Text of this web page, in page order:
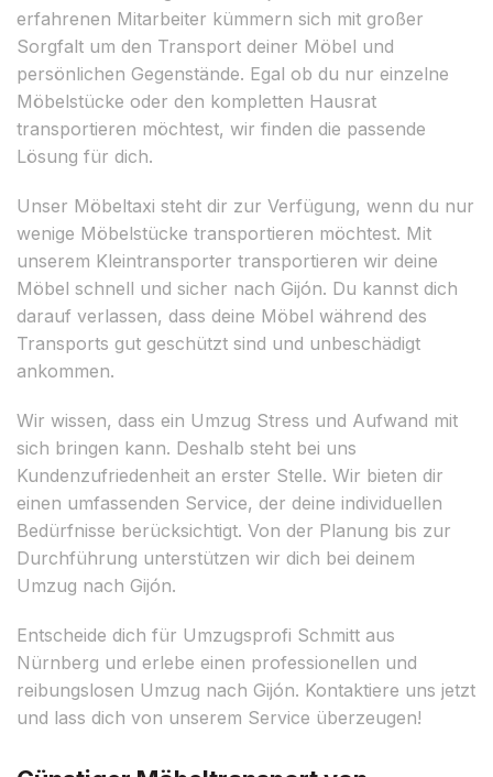
erfahrenen Mitarbeiter kümmern sich mit großer
Sorgfalt um den Transport deiner Möbel und
persönlichen Gegenstände. Egal ob du nur einzelne
Möbelstücke oder den kompletten Hausrat
transportieren möchtest, wir finden die passende
Lösung für dich.
Unser Möbeltaxi steht dir zur Verfügung, wenn du nur
wenige Möbelstücke transportieren möchtest. Mit
unserem Kleintransporter transportieren wir deine
Möbel schnell und sicher nach Gijón. Du kannst dich
darauf verlassen, dass deine Möbel während des
Transports gut geschützt sind und unbeschädigt
ankommen.
Wir wissen, dass ein Umzug Stress und Aufwand mit
sich bringen kann. Deshalb steht bei uns
Kundenzufriedenheit an erster Stelle. Wir bieten dir
einen umfassenden Service, der deine individuellen
Bedürfnisse berücksichtigt. Von der Planung bis zur
Durchführung unterstützen wir dich bei deinem
Umzug nach Gijón.
Entscheide dich für Umzugsprofi Schmitt aus
Nürnberg und erlebe einen professionellen und
reibungslosen Umzug nach Gijón. Kontaktiere uns jetzt
und lass dich von unserem Service überzeugen!